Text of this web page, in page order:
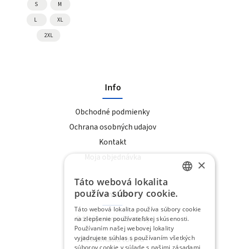
S M
L XL
2XL
Info
Obchodné podmienky
Ochrana osobných udajov
Kontakt
Moja objednávka
Formuláre
Odstúpenie od zmluvy
Reklamácia tovaru
×
Táto webová lokalita
používa súbory cookie.
Táto webová lokalita používa súbory cookie
na zlepšenie používateľskej skúsenosti.
Používaním našej webovej lokality
vyjadrujete súhlas s používaním všetkých
súborov cookie v súlade s našimi zásadami